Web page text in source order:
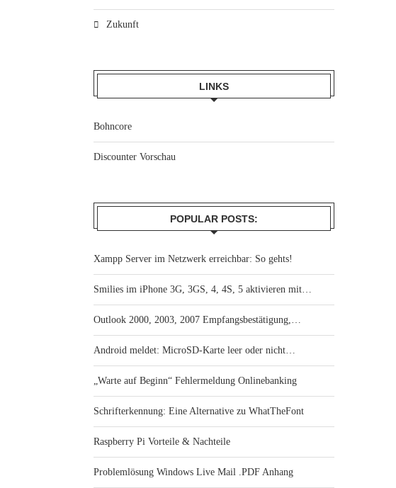
Zukunft
LINKS
Bohncore
Discounter Vorschau
POPULAR POSTS:
Xampp Server im Netzwerk erreichbar: So gehts!
Smilies im iPhone 3G, 3GS, 4, 4S, 5 aktivieren mit…
Outlook 2000, 2003, 2007 Empfangsbestätigung,…
Android meldet: MicroSD-Karte leer oder nicht…
„Warte auf Beginn“ Fehlermeldung Onlinebanking
Schrifterkennung: Eine Alternative zu WhatTheFont
Raspberry Pi Vorteile & Nachteile
Problemlösung Windows Live Mail .PDF Anhang